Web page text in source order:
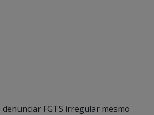
FGTS irregular mesmo